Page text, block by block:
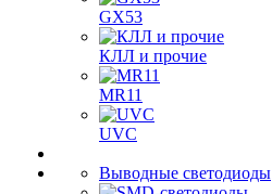
GX53
КЛЛ и прочие
MR11
UVC
Выводные светодиоды